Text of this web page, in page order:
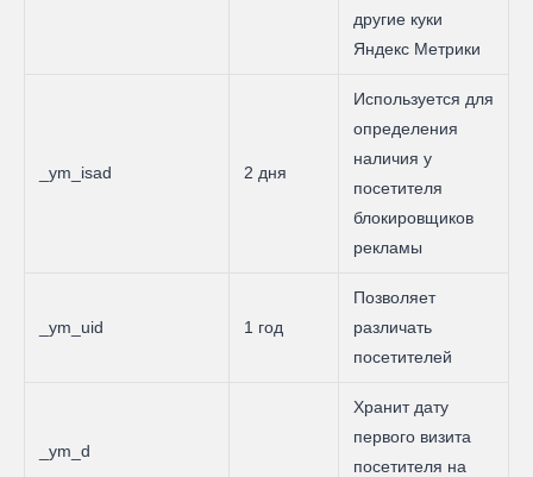
другие куки
Яндекс Метрики
_ym_isad 2 дня
Используется для
определения
наличия у
посетителя
блокировщиков
рекламы
_ym_uid 1 год
Позволяет
различать
посетителей
_ym_d
Хранит дату
первого визита
посетителя на